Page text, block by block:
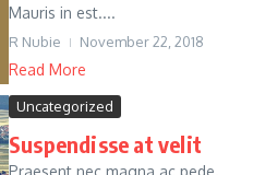
Mauris in est....
R Nubie November 22, 2018
Read More
Uncategorized
Suspendisse at velit
Praesent nec magna ac pede.